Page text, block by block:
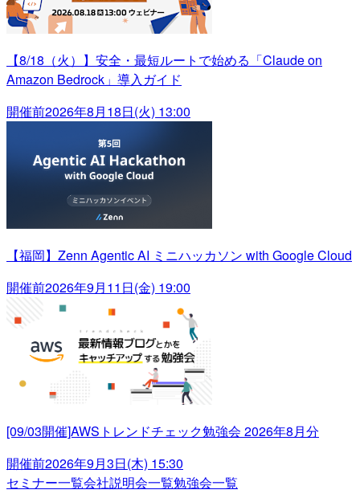
【8/18（火）】安全・最短ルートで始める「Claude on
Amazon Bedrock」導入ガイド
開催前2026年8月18日(火) 13:00
【福岡】Zenn Agentic AI ミニハッカソン with Google Cloud
開催前2026年9月11日(金) 19:00
[09/03開催]AWSトレンドチェック勉強会 2026年8月分
開催前2026年9月3日(木) 15:30
セミナー一覧会社説明会一覧勉強会一覧